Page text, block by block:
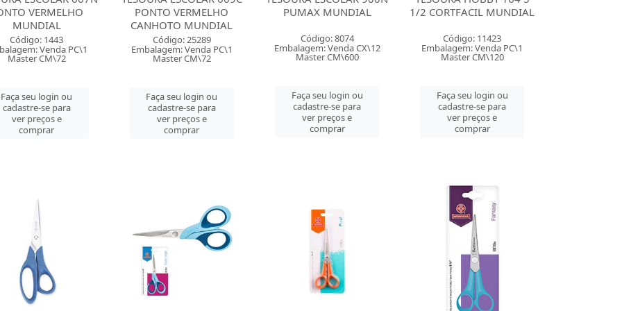
VERMELHO
MUNDIAL
Código: 1443
Venda PC\1
Master CM\72
Faça seu login ou
cadastre-se para
ver preços e
comprar
PONTO VERMELHO
CANHOTO MUNDIAL
Código: 25289
Embalagem: Venda PC\1
Master CM\72
Faça seu login ou
cadastre-se para
ver preços e
comprar
PUMAX MUNDIAL
Código: 8074
Embalagem: Venda CX\12
Master CM\600
Faça seu login ou
cadastre-se para
ver preços e
comprar
1/2 CORTFACIL MUNDIAL
Código: 11423
Embalagem: Venda PC\1
Master CM\120
Faça seu login ou
cadastre-se para
ver preços e
comprar